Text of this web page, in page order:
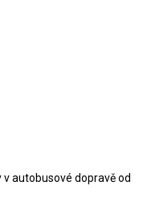
autobusové dopravě od